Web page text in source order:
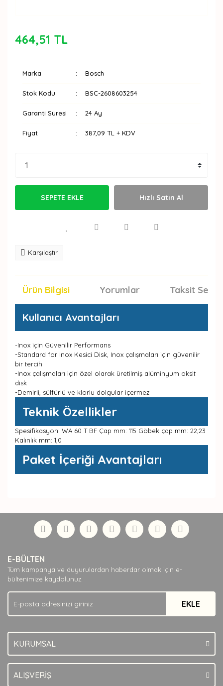
464,51 TL
Marka Bosch
Stok Kodu BSC-2608603254
Garanti Süresi 24 Ay
Fiyat 387,09 TL + KDV
SEPETE EKLE Hızlı Satın Al
Karşılaştır
Ürün Bilgisi Yorumlar Taksit
Kullanıcı Avantajları
-Inox için Güvenilir Performans
-Standard for Inox Kesici Disk, Inox çalışmaları için güvenilir
bir tercih
-Inox çalışmaları için özel olarak üretilmiş alüminyum oksit
disk
-Demirli, sülfürlü ve klorlu dolgular içermez
Teknik Özellikler
Spesifikasyon: WA 60 T BF Çap mm: 115 Göbek çap mm: 22,23
Kalınlık mm: 1,0
Paket İçeriği Avantajları
Yorum Yaz
formunu kullanarak tarafımıza iletebilirsiniz.
Görüş ve önerileriniz için teşekkür ederiz.
Ürün açıklamasında eksik bilgiler bulunuyor.
Ürün bilgilerinde hatalar bulunuyor.
Ürün fiyatı diğer sitelerden daha pahalı.
Bu ürüne benzer farklı alternatifler olmalı.
E-BÜLTEN
Tüm kampanya ve duyurulardan haberdar olmak için e-
bültenimize kaydolunuz.
EKLE
KURUMSAL
ALIŞVERİŞ